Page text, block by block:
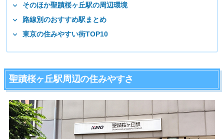
そのほか聖蹟桜ヶ丘駅の周辺環境
路線別のおすすめ駅まとめ
東京の住みやすい街TOP10
聖蹟桜ヶ丘駅周辺の住みやすさ